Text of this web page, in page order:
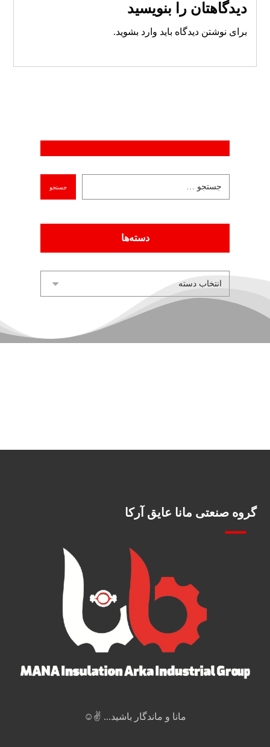
دیدگاهتان را بنویسید
برای نوشتن دیدگاه باید وارد بشوید.
دسته‌ها
گروه صنعتی مانا عایق آرکا
مانا و ماندگار باشید... ✌️☺️